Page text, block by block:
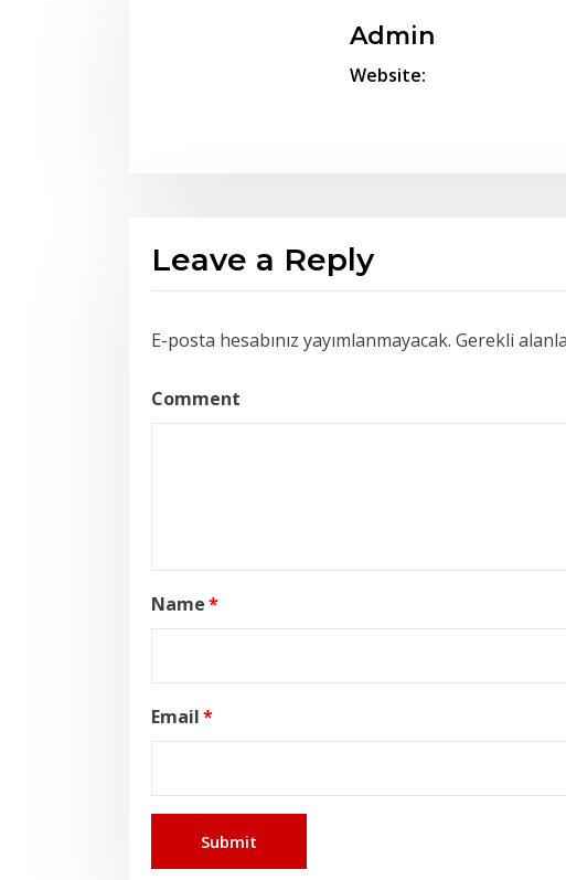
Admin
Website:
Leave a Reply
E-posta hesabınız yayımlanmayacak. Gerekli
Comment
Name*
Email*